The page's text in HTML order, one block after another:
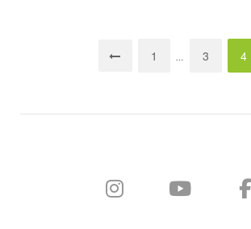
aeropuerto-
Navegación
entradas
1 … 3 4